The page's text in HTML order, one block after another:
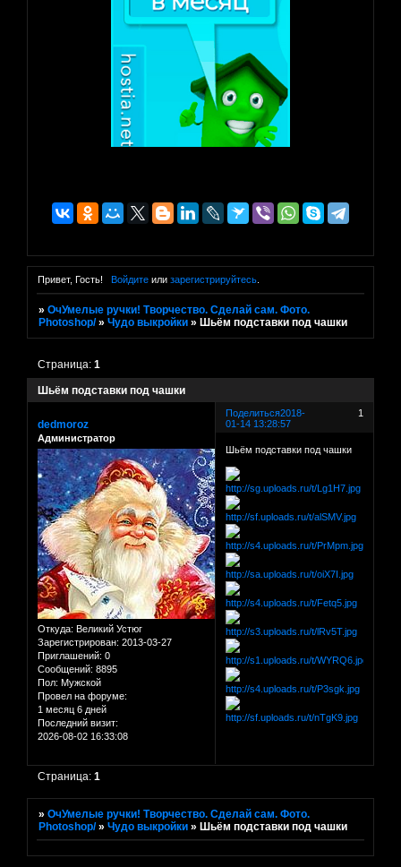
Привет, Гость! Войдитеили зарегистрируйтесь.
»ОчУмелые ручки! Творчество. Сделай сам. Фото.
Photoshop/ »Чудо выкройки » Шьём подставки под чашки
Шьём подставки под чашки
Страница:1
Поделиться 1
2018-
01-14 13:28:57
dedmoroz
Администратор
Откуда: Великий Устюг
Зарегистрирован: 2013-03-27
Приглашений: 0
Сообщений: 8895
Пол: Мужской
Провел на форуме:
1 месяц 6 дней
Последний визит:
2026-08-02 16:33:08
Шьём подставки под чашки
Страница:1
»ОчУмелые ручки! Творчество. Сделай сам. Фото.
Photoshop/ »Чудо выкройки »Шьём подставки под чашки